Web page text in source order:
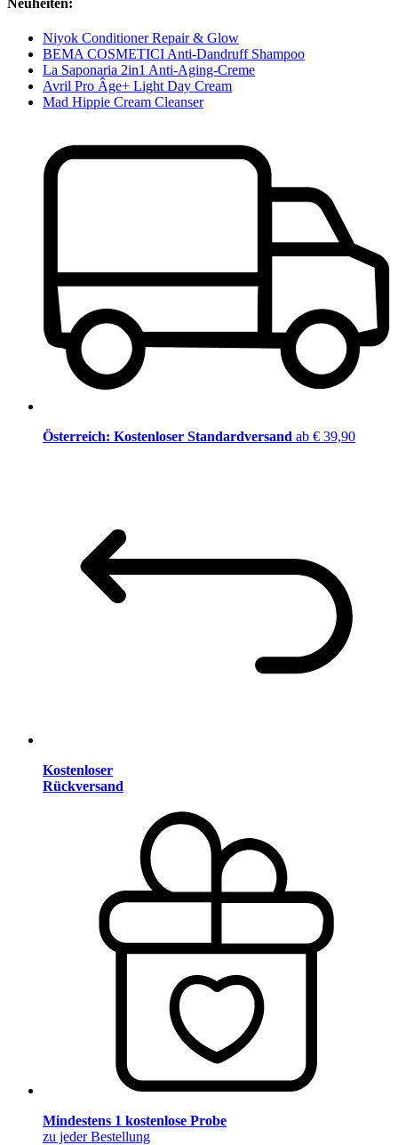
Neuheiten:
Niyok Conditioner Repair & Glow
BEMA COSMETICI Anti-Dandruff Shampoo
La Saponaria 2in1 Anti-Aging-Creme
Avril Pro Âge+ Light Day Cream
Mad Hippie Cream Cleanser
Österreich: Kostenloser Standardversand ab € 39,90
Kostenloser
Rückversand
Mindestens 1 kostenlose Probe
zu jeder Bestellung